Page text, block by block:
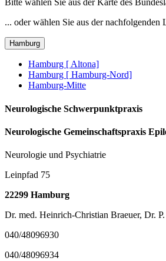
Bitte wählen Sie aus der Karte des
... oder wählen Sie aus der nachfolgenden
Hamburg
Hamburg [ Altona]
Hamburg [ Hamburg-Nord]
Hamburg-Mitte
Neurologische Schwerpunktpraxis
Neurologische Gemeinschaftspraxis
Neurologie und Psychiatrie
Leinpfad 75
22299 Hamburg
Dr. med. Heinrich-Christian Braeuer, Dr.
040/48096930
040/48096934